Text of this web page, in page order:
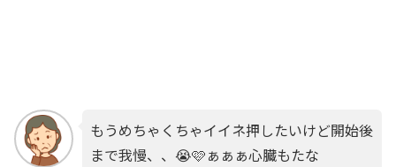
もうめちゃくちゃイイネ押したいけど開始後
まで我慢、、😭🩷ぁぁぁ心臓もたな